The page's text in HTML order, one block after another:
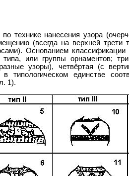
технике нанесения узора
(всегда на верхней трети
Основанием классификации
типа, или группы орнаментов;
узоры), четвёртая (с
типологическом единстве
1).